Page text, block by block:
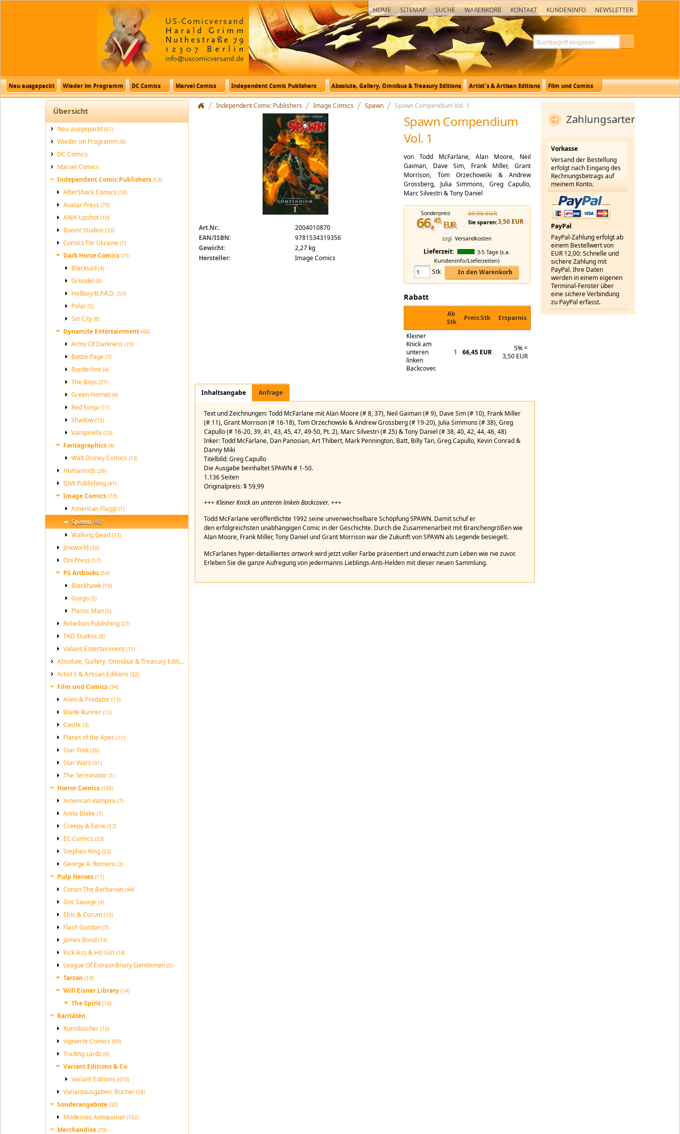
HOME SITEMAP SUCHE WARENKORB KONTAKT KUNDENINFO NEWSLETTER
Neu ausgepackt Wieder im Programm DC Comics Marvel Comics Independent Comic Publishers Absolute, Gallery, Omnibus & Treasury Editions Artist´s & Artisan Editions Film und Comics
Übersicht
Neu ausgepackt (61)
Wieder im Programm (8)
DC Comics
Marvel Comics
Independent Comic Publishers (53)
AfterShock Comics (18)
Avatar Press (73)
AWA Upshot (10)
Boom! Studios (33)
Comics For Ukraine (7)
Dark Horse Comics (71)
Blacksad (4)
Grendel (8)
Hellboy/B.P.R.D. (53)
Polar (5)
Sin City (8)
Dynamite Entertainment (44)
Army Of Darkness (15)
Bettie Page (7)
Borderline (4)
The Boys (27)
Green Hornet (4)
Red Sonja (11)
Shadow(15)
Vampirella (23)
Fantagraphics (4)
Walt Disney Comics (13)
Humanoids (26)
IDW Publishing (41)
Image Comics (73)
American Flagg! (1)
Spawn (40)
Walking Dead (13)
Jinxworld (30)
Oni Press (17)
PS Artbooks (54)
Blackhawk (19)
Gorgo (5)
Plastic Man (5)
Rebellion Publishing (27)
TKO Studios (8)
Valiant Entertainment (11)
Absolute, Gallery, Omnibus & Treasury Editions
Artist´s & Artisan Editions (32)
Film und Comics (34)
Alien & Predator (13)
Blade Runner (12)
Castle (3)
Planet of the Apes (11)
Star Trek (26)
Star Wars (91)
The Terminator (1)
Horror Comics (105)
American Vampire (7)
Anita Blake (7)
Creepy & Eerie (17)
EC Comics (33)
Stephen King (23)
George A. Romero (3)
Pulp Heroes (11)
Conan The Barbarian (44)
Doc Savage (4)
Elric & Corum (10)
Flash Gordon (7)
James Bond (13)
Kick-Ass & Hit-Girl (14)
League Of Extraordinary Gentlemen (5)
Tarzan (19)
Will Eisner Library (14)
The Spirit (14)
Raritäten
Kunstbücher (16)
signierte Comics (69)
Trading cards (6)
Variant Editions & Co.
Variant Editions (410)
Variantausgaben: Bücher (58)
Sonderangebote (32)
Modernes Antiquariat (102)
Merchandise (79)
Zahlungsarten
Vorkasse
Versand der Bestellung
erfolgt nach Eingang des
Rechnungsbetrags auf
meinem Konto.
PayPal
PayPal-Zahlung erfolgt ab
einem Bestellwert von
EUR 12,00: Schnelle und
sichere Zahlung mit
PayPal. Ihre Daten
werden in einem eigenen
Terminal-Fenster über
eine sichere Verbindung
zu PayPal erfasst.
Independent Comic Publishers Image Comics Spawn Spawn Compendium Vol. 1
Spawn Compendium Vol. 1
Art.Nr.:
2004010870
EAN/ISBN:
9781534319356
Gewicht:
2,27 kg
Hersteller:
Image Comics
Spawn Compendium
Vol. 1
von Todd McFarlane, Alan Moore, Neil
Gaiman, Dave Sim, Frank Miller, Grant
Morrison, Tom Orzechowski & Andrew
Grossberg, Julia Simmons, Greg Capullo,
Marc Silvestri & Tony Daniel
Sonderpreis
66,45 EUR
69,95 EUR
Sie sparen:3,50 EUR
zzgl. Versandkosten
Lieferzeit:
3-5 Tage (s.a.
Kundeninfo/Lieferzeiten)
Stk In den Warenkorb
Rabatt
Ab
Stk
Preis:Stk Ersparnis
Kleiner
Knick am
unteren
linken
Backcover.
1 66,45 EUR
5% =
3,50 EUR
Inhaltsangabe Anfrage
Text und Zeichnungen: Todd McFarlane mit Alan Moore (# 8, 37), Neil Gaiman (# 9), Dave Sim (# 10), Frank Miller
(# 11), Grant Morrison (# 16-18), Tom Orzechowski & Andrew Grossberg (# 19-20), Julia Simmons (# 38), Greg
Capullo (# 16-20, 39, 41, 43, 45, 47, 49-50, Pt. 2), Marc Silvestri (# 25) & Tony Daniel (# 38, 40, 42, 44, 46, 48)
Inker: Todd McFarlane, Dan Panosian, Art Thibert, Mark Pennington, Batt, Billy Tan, Greg Capullo, Kevin Conrad &
Danny Miki
Titelbild: Greg Capullo
Die Ausgabe beinhaltet SPAWN # 1-50.
1.136 Seiten
Originalpreis: $ 59,99
+++Kleiner Knick an unteren linken Backcover. +++
Todd McFarlane veröffentlichte 1992 seine unverwechselbare Schöpfung SPAWN. Damit schuf er
den erfolgreichsten unabhängigen Comic in der Geschichte. Durch die Zusammenarbeit mit Branchengrößen wie
Alan Moore, Frank Miller, Tony Daniel und Grant Morrison war die Zukunft von SPAWN als Legende besiegelt.
McFarlanes hyper-detailliertesartworkwird jetzt voller Farbe präsentiert und erwacht zum Leben wie nie zuvor.
Erleben Sie die ganze Aufregung von jedermanns Lieblings-Anti-Helden mit dieser neuen Sammlung.